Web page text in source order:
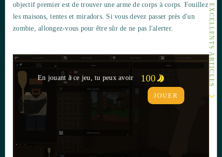
EXCELLENTS ARTICLES
objectif premier est de trouver une arme de corps à corps. Fouillez
les maisons, tentes et miradors. Si vous devez passer près d'un
zombie, allongez-vous pour être sûr de ne pas l'alerter.
En jouant à ce jeu, tu peux avoir 100
JOUER